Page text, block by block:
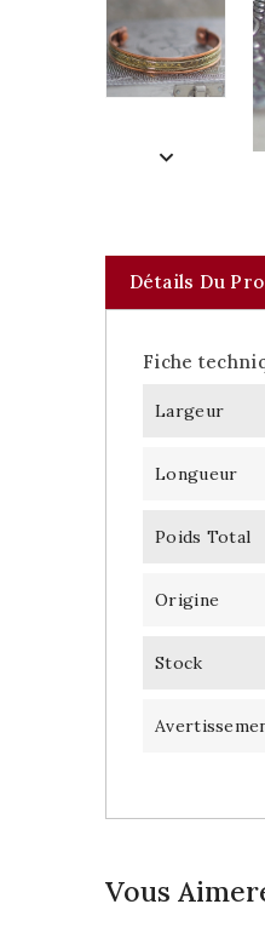
Détails Du
Fiche
Largeur
Longueur
Poids Total
Origine
Stock
Vous